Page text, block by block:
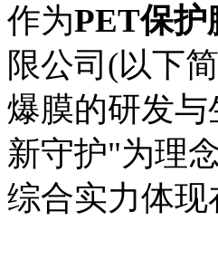
作为PET保护
限公司(以下
爆膜的研发
新守护"为理
综合实力体现